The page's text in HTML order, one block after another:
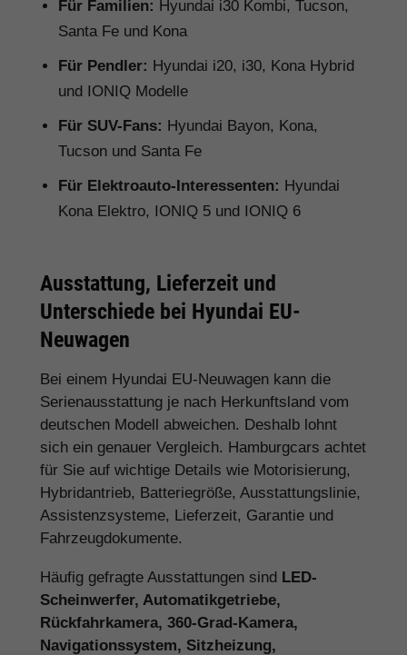
Für Familien: Hyundai i30 Kombi, Tucson,
Santa Fe und Kona
Für Pendler: Hyundai i20, i30, Kona Hybrid
und IONIQ Modelle
Für SUV-Fans: Hyundai Bayon, Kona,
Tucson und Santa Fe
Für Elektroauto-Interessenten: Hyundai
Kona Elektro, IONIQ 5 und IONIQ 6
Ausstattung, Lieferzeit und
Unterschiede bei Hyundai EU-
Neuwagen
Bei einem Hyundai EU-Neuwagen kann die
Serienausstattung je nach Herkunftsland vom
deutschen Modell abweichen. Deshalb lohnt
sich ein genauer Vergleich. Hamburgcars achtet
für Sie auf wichtige Details wie Motorisierung,
Hybridantrieb, Batteriegröße, Ausstattungslinie,
Assistenzsysteme, Lieferzeit, Garantie und
Fahrzeugdokumente.
Häufig gefragte Ausstattungen sind LED-
Scheinwerfer, Automatikgetriebe,
Rückfahrkamera, 360-Grad-Kamera,
Navigationssystem, Sitzheizung,